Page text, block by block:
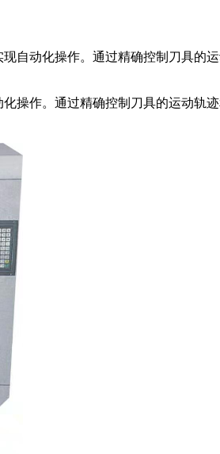
自动化操作。通过精确控制刀具的
作。通过精确控制刀具的运动轨